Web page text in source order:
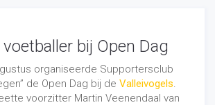
voetbalkunsten. De combinatie van
encreativiteit
zorgt voor een volledige
demonstratie. Vermakelijk en
de voetballers van WIJC was elk
en was de entree gratis. Meer
bij Open Dag
organiseerde Supportersclub
de Open Dag bij de Valleivogels.
voorzitter Martin Veenendaal van